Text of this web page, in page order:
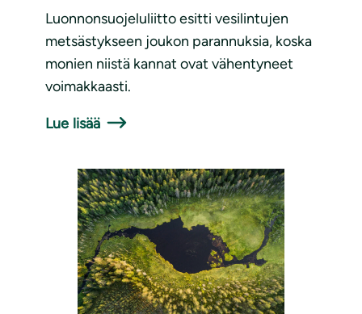
Luonnonsuojeluliitto esitti vesilintujen
metsästykseen joukon parannuksia, koska
monien niistä kannat ovat vähentyneet
voimakkaasti.
Lue lisää